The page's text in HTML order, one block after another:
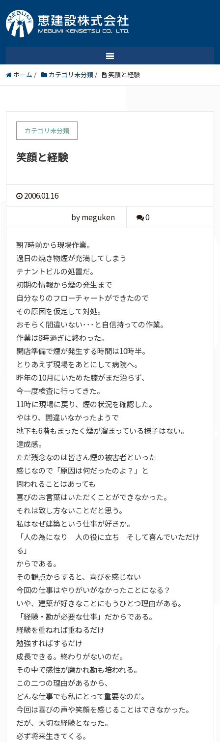
ホーム / カテゴリ未分類 / 笑顔と経験
カテゴリ未分類
笑顔と経験
2006.01.16
by meguken
0
朝7時前から現場作業。
過日の焼き物煙が充満してしまう
テナントビルの処置だ。
初期の情報から煙の発生まで
自分なりのフローチャートができたので
その原因を仮定して対処。
おそらく間違いない･･･と自信持っての作業。
作業は8時過ぎに終わった。
開店準備で煙が発生する時間は10時半。
とりあえず現場をあとにして病院へ。
昨年の10月にいためた膝がまだ治らず、
今一度検査に行ってきた。
11時に現場に戻り、煙の状況を確認した。
やはり、間違いなかったようで
地下も6階もまったく煙が溜まっている様子はない。
達成感。
ただ残念なのは皆さん煙の被害者といった
感じなので「原因は何だったのよ？」と
問われることはあっても
喜びのお言葉はいただくことができなかった。
それは致し方ないことだと思う。
私はなぜ建築という仕事が好きか。
「人の為になり 人の役に立ち そして喜んでいただけ
る」
からである。
その観点からすると、喜びを感じない
今回の仕事はやりがいがなかったことになる？
いや、建築が好きなことにもうひとつ理由がある。
「経験・勘が必要な仕事」だからである。
経験を重ねれば重ねるだけ
勉強すればするだけ
成長できる。終わりがないのだ。
その中で感性が磨かれ勘も培われる。
この二つの理由があるから、
どんな仕事でも私にとって重要なのだ。
今回は喜びの声や笑顔を感じることはできなかった。
だが、大切な経験となった。
必ず将来生きてくる。